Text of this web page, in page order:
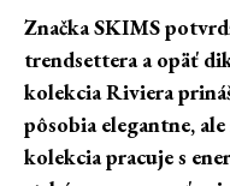
Značka SKIMS
trendsettera a opäť
kolekcia Riviera
pôsobia elegantne,
kolekcia pracuje s